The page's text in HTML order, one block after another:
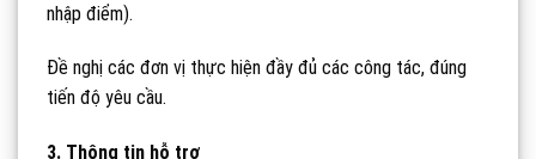
nhập điểm).
Đề nghị các đơn vị thực hiện đầy đủ các công tác, đúng
tiến độ yêu cầu.
3. Thông tin hỗ trợ